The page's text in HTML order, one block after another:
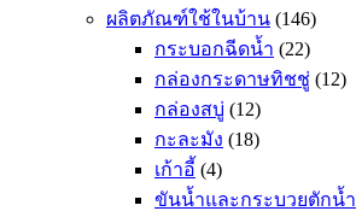
ผลิตภัณฑ์ใช้ในบ้าน (146)
กระบอกฉีดน้ำ (22)
กล่องกระดาษทิชชู่ (12)
กล่องสบู่ (12)
กะละมัง (18)
เก้าอี้ (4)
ขันน้ำและกระบวยตักน้ำ